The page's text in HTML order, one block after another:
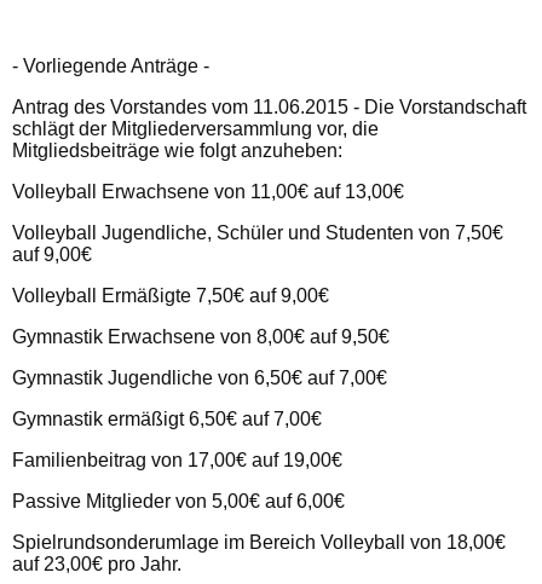
- Vorliegende Anträge -
Antrag des Vorstandes vom 11.06.2015 - Die Vorstandschaft
schlägt der Mitgliederversammlung vor, die
Mitgliedsbeiträge wie folgt anzuheben:
Volleyball Erwachsene von 11,00€ auf 13,00€
Volleyball Jugendliche, Schüler und Studenten von 7,50€
auf 9,00€
Volleyball Ermäßigte 7,50€ auf 9,00€
Gymnastik Erwachsene von 8,00€ auf 9,50€
Gymnastik Jugendliche von 6,50€ auf 7,00€
Gymnastik ermäßigt 6,50€ auf 7,00€
Familienbeitrag von 17,00€ auf 19,00€
Passive Mitglieder von 5,00€ auf 6,00€
Spielrundsonderumlage im Bereich Volleyball von 18,00€
auf 23,00€ pro Jahr.